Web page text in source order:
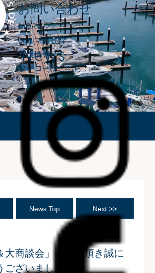
お問い合わせ
MORE
メルマガ登録
採用情報
フォローはこちら：
News
News Top Next >>
大商談会」ご来場頂き誠に
ございました！